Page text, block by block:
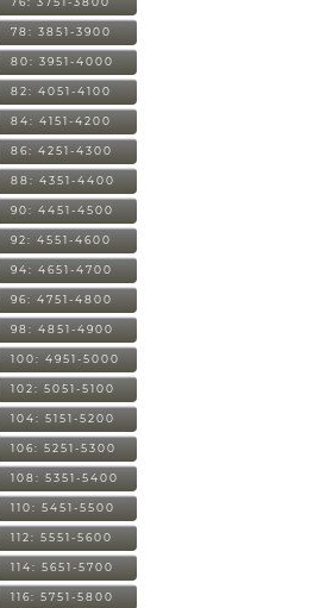
78: 3851-3900
80: 3951-4000
82: 4051-4100
84: 4151-4200
86: 4251-4300
88: 4351-4400
90: 4451-4500
92: 4551-4600
94: 4651-4700
96: 4751-4800
98: 4851-4900
100: 4951-5000
102: 5051-5100
104: 5151-5200
106: 5251-5300
108: 5351-5400
110: 5451-5500
112: 5551-5600
114: 5651-5700
116: 5751-5800